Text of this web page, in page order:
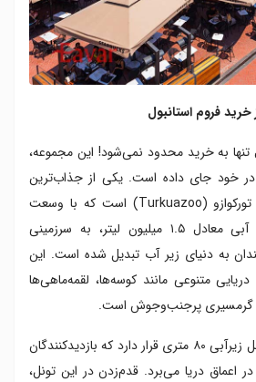
فروم استانبول
تنها به خرید محدود نمی‌شود! این مجموعه،
در خود جای داده است. یکی از جذاب‌ترین
بخش‌های آن، آکواریوم تورکوازو (Turkuazoo) است که با وسعت
۸هزار مترمربع و حجم آبی معادل ۱.۵ میلیون لیتر، به سرزمینی
به دنیای زیر آب تبدیل شده است. این
متنوعی مانند کوسه‌ها، لقمه‌ماهی‌ها
در قلب این آکواریوم، تونل زیرآبی ۸۰ متری قرار دارد که بازدیدکنندگان
اعماق دریا می‌برد. قدم‌زدن در این تونل،